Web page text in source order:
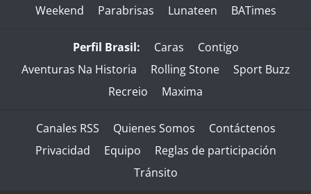
Weekend
Parabrisas Lunateen BATimes
Perfil Brasil: Caras
Contigo
Aventuras Na Historia
Rolling Stone
Sport Buzz
Recreio
Maxima
Canales RSS Quienes Somos
Contáctenos
Privacidad
Equipo
Reglas de participación
Tránsito